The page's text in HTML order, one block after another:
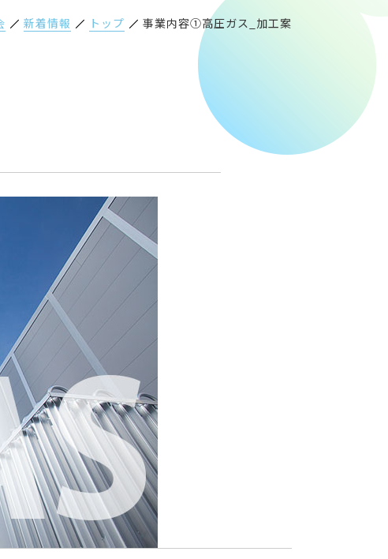
新着情報 トップ 事業内容①高圧ガス_加工案